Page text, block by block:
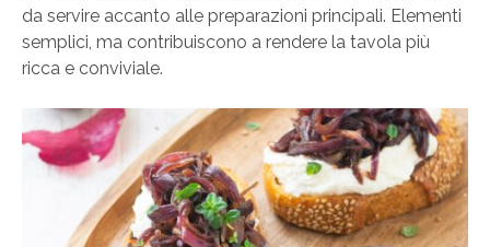
da servire accanto alle preparazioni principali. Elementi
semplici, ma contribuiscono a rendere la tavola più
ricca e conviviale.